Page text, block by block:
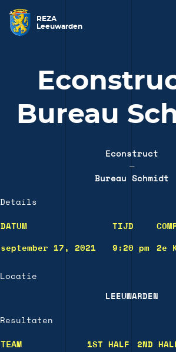
REZA
Leeuwarden
Bureau
Econstruct
—
Bureau Schmidt
Details
DATUM TIJD
september 17, 2021 9:20 pm 2e
Locatie
LEEUWARDEN
Resultaten
TEAM 1ST HALF 2ND